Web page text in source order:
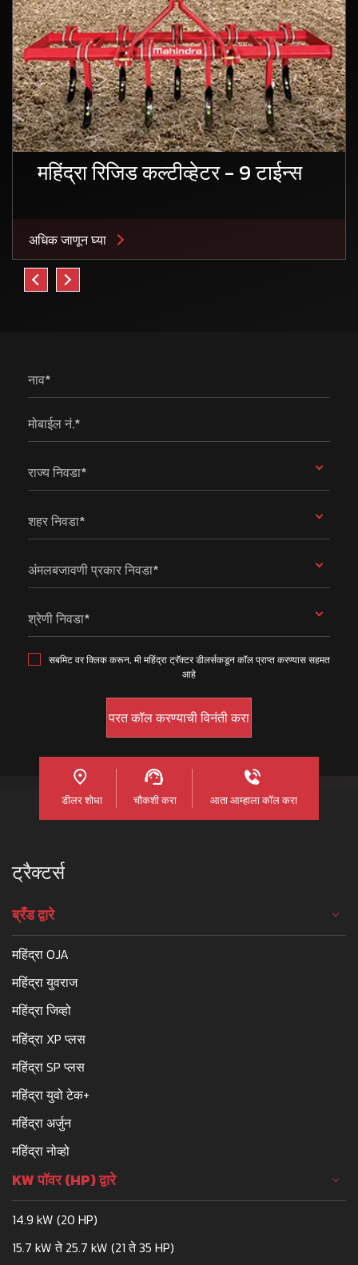
महिंद्रा रिजिड कल्टीव्हेटर - 9 टाईन्स
अधिक जाणून घ्या
नाव*
मोबाईल नं.*
राज्य निवडा*
शहर निवडा*
अंमलबजावणी प्रकार निवडा*
श्रेणी निवडा*
सबमिट वर क्लिक करून, मी महिंद्रा ट्रॅक्टर डीलर्सकडून कॉल प्राप्त करण्यास सहमत
आहे
डीलर शोधा चौकशी करा आता आम्हाला कॉल करा
ट्रैक्टर्स
ब्रँड द्वारे
महिंद्रा OJA
महिंद्रा युवराज
महिंद्रा जिव्हो
महिंद्रा XP प्लस
महिंद्रा SP प्लस
महिंद्रा युवो टेक+
महिंद्रा अर्जुन
महिंद्रा नोव्हो
KW पॉवर (HP) द्वारे
14.9 kW (20 HP)
15.7 kW ते 25.7 kW (21 ते 35 HP)